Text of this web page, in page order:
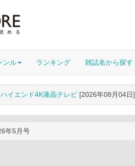
ンル ランキング 雑誌名から探す
イエンド4K液晶テレビ [2026年08月04日]
年5月号